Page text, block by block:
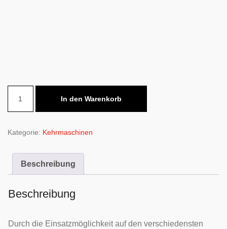
Aufsitz-
mit
Menge
In den Warenkorb
Kategorie: Kehrmaschinen
Beschreibung
Beschreibung
Durch die Einsatzmöglichkeit auf den verschiedensten